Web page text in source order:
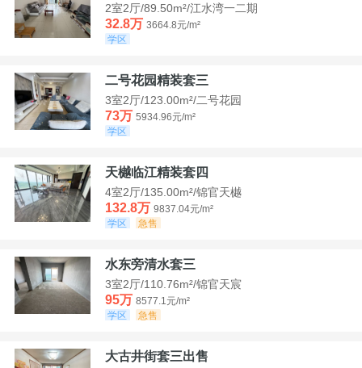
2室2厅/89.50m²/江水湾一二期
32.8万 3664.8元/m²
学区
二号花园精装套三
3室2厅/123.00m²/二号花园
73万 5934.96元/m²
学区
天樾临江精装套四
4室2厅/135.00m²/锦官天樾
132.8万 9837.04元/m²
学区
急售
水东旁清水套三
3室2厅/110.76m²/锦官天宸
95万 8577.1元/m²
学区
急售
大古井街套三出售